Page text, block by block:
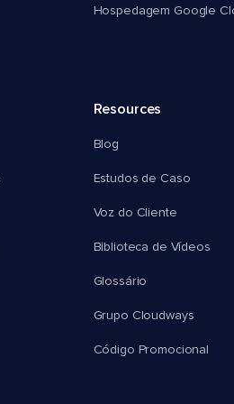
Hospedagem Google
Resources
Blog
Estudos de Caso
Voz do Cliente
Biblioteca de Vídeos
Glossário
Grupo Cloudways
Código Promocional